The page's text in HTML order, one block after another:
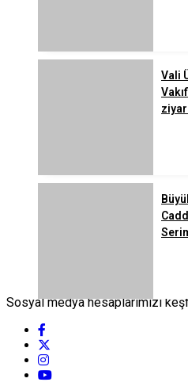
Vali
Sosyal medya hesaplarımızı